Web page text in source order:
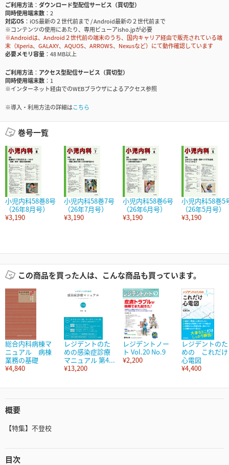
ご利用方法
ダウンロード型配信サービス（買切型）
同時使用端末数
2
対応OS
iOS最新の２世代前まで / Android最新の２世代前まで
※コンテンツの使用にあたり、専用ビューアisho.jpが必要
※Androidは、Android２世代前の端末のうち、国内キャリア経由で販売されている端
末（Xperia、GALAXY、AQUOS、ARROWS、Nexusなど）にて動作確認しています
必要メモリ容量
48 MB以上
ご利用方法
アクセス型配信サービス（買切型）
同時使用端末数
1
※インターネット経由でのWEBブラウザによるアクセス参照
※導入・利用方法の詳細はこちら
巻号一覧
小児内科58巻8号
（26年8月号）
¥3,190
小児内科58巻7号
（26年7月号）
¥3,190
小児内科58巻6号
（26年6月号）
¥3,190
小児内科58巻5
（26年5月号）
¥3,190
この商品を買った人は、こんな商品も買っています。
総合内科病棟マ
ニュアル 病棟
業務の基礎
¥4,840
レジデントのた
めの感染症診療
マニュアル 第4...
¥13,200
レジデントノー
ト Vol.20 No.9
¥2,200
レジデントのた
めの これだけ
心電図
¥4,400
概要
【特集】不登校
目次